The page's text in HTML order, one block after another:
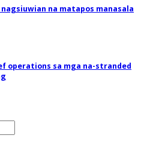
na matapos manasala
operations sa mga na-stranded